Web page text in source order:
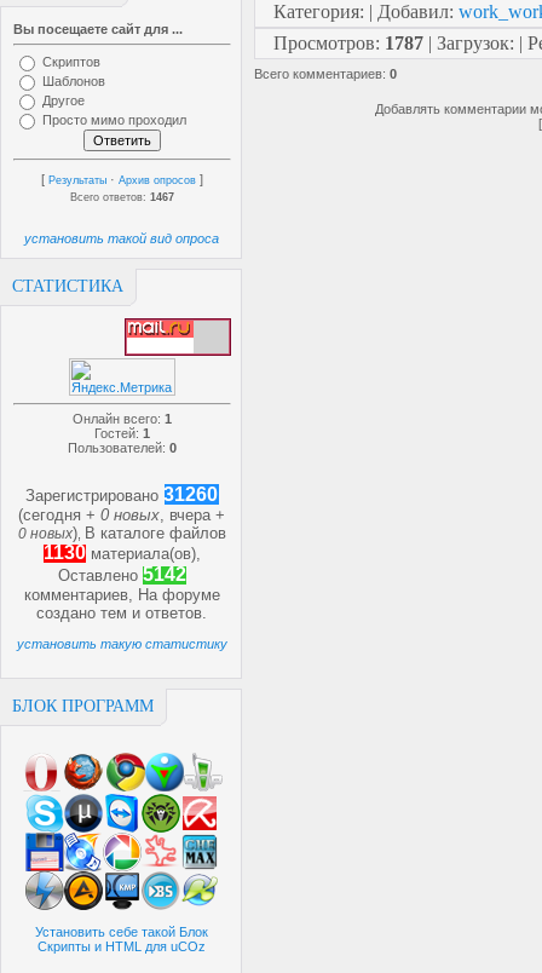
Вы посещаете сайт для ...
Скриптов
Шаблонов
Другое
Просто мимо проходил
[ Результаты · Архив опросов ]
Всего ответов: 1467
установить такой вид опроса
СТАТИСТИКА
Онлайн всего: 1
Гостей: 1
Пользователей: 0
Зарегистрировано 31260
(сегодня +0 новых, вчера +
0 новых) В каталоге файлов
1130 материала(ов),
Оставлено 5142
комментариев, На форуме
созданотем иответов.
установить такую статистику
БЛОК ПРОГРАММ
Установить себе такой Блок
Скрипты и HTML для uCOz
Категория: | Добавил:
Просмотров: 1787 | Загрузок: |
Всего комментариев: 0
Добавлять комментарии